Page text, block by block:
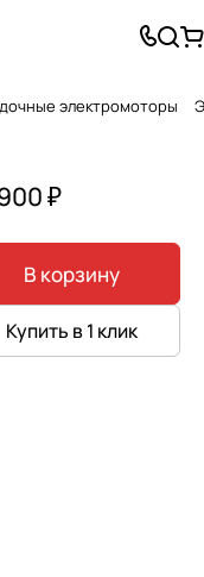
электромоторы
₽
В корзину
Купить в 1 клик